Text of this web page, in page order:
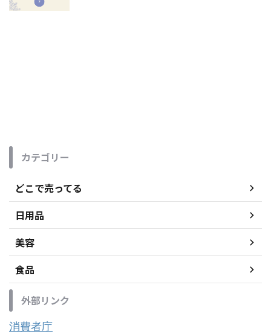
カテゴリー
どこで売ってる
日用品
美容
食品
外部リンク
消費者庁